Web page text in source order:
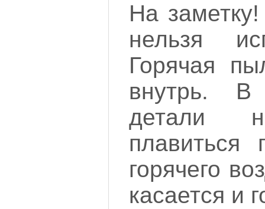
На
нельзя
Горячая
внутрь.
детали
плавиться
горячего
касается и